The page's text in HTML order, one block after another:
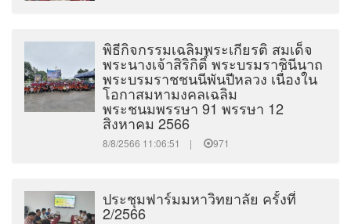
พิธีกิจกรรมเฉลิมพระเกียรติ สมเด็จ
พระนางเจ้าสิริกิติ์ พระบรมราชินีนาถ
พระบรมราชชนนีพันปีหลวง เนื่องใน
โอกาสมหามงคลเฉลิม
พระชนมพรรษา 91 พรรษา 12
สิงหาคม 2566
8/8/2566 11:06:51 | 971
ประชุมฟาร์มมหาวิทยาลัย ครั้งที่
2/2566